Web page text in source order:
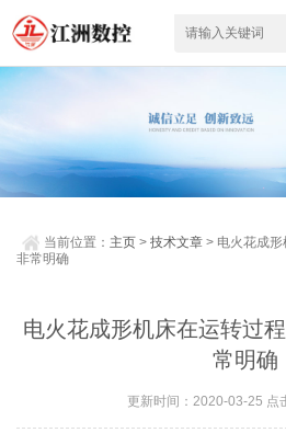
当前位置： 主页 >技术文章 > 电火花成
非常明确
电火花成形机床在运转过
常明确
更新时间：2020-03-25 点